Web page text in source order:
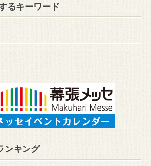
るキーワード
ンキング